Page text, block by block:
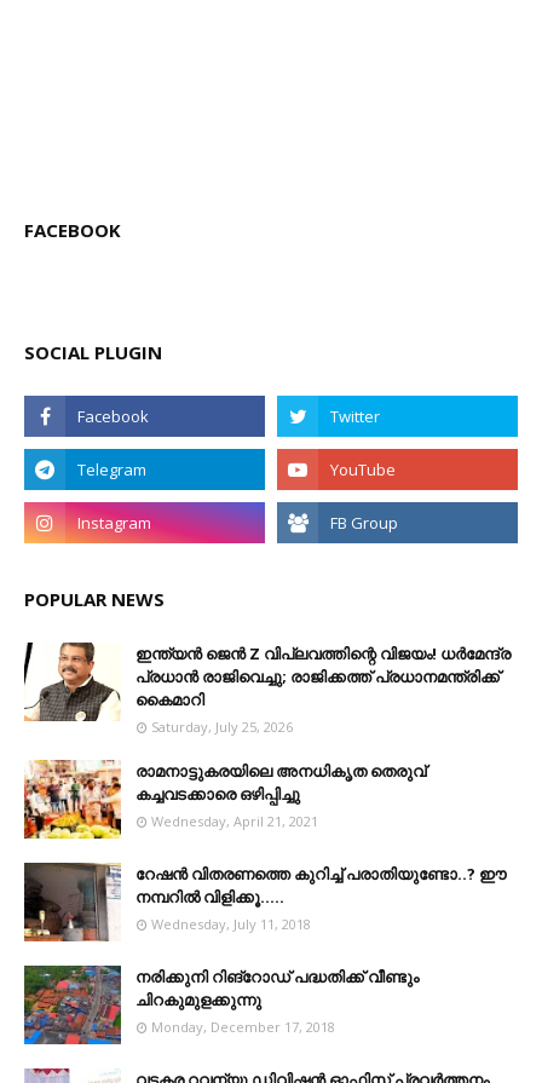
FACEBOOK
SOCIAL PLUGIN
POPULAR NEWS
ഇന്ത്യൻ ജെൻ Z വിപ്ലവത്തിന്റെ വിജയം! ധർമേന്ദ്ര
പ്രധാൻ രാജിവെച്ചു; രാജിക്കത്ത് പ്രധാനമന്ത്രിക്ക്
കൈമാറി
Saturday, July 25, 2026
രാമനാട്ടുകരയിലെ അനധികൃത തെരുവ്
കച്ചവടക്കാരെ ഒഴിപ്പിച്ചു
Wednesday, April 21, 2021
റേഷൻ വിതരണത്തെ കുറിച്ച് പരാതിയുണ്ടോ..? ഈ
നമ്പറില്‍ വിളിക്കൂ.....
Wednesday, July 11, 2018
നരിക്കുനി റിങ്റോഡ് പദ്ധതിക്ക് വീണ്ടും
ചിറകുമുളക്കുന്നു
Monday, December 17, 2018